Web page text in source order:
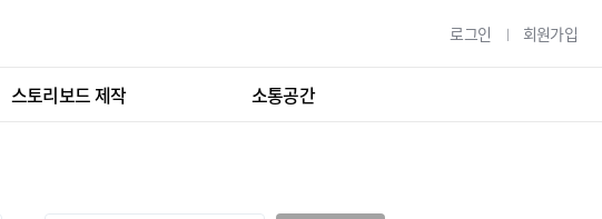
로그인 회원가입
스토리보드 제작 소통공간